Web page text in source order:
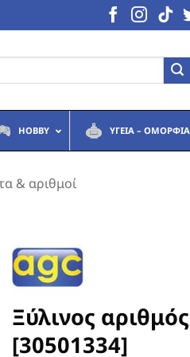
HOBBY ΥΓΕΙΆ – ΟΜΟΡΦΙΆ
& αριθμοί
Ξύλινος
[30501334]